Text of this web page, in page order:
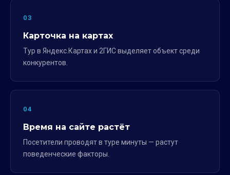
03
Карточка на картах
Тур в Яндекс.Картах и 2ГИС выделяет объект среди
конкурентов.
04
Время на сайте растёт
Посетители проводят в туре минуты — растут
поведенческие факторы.